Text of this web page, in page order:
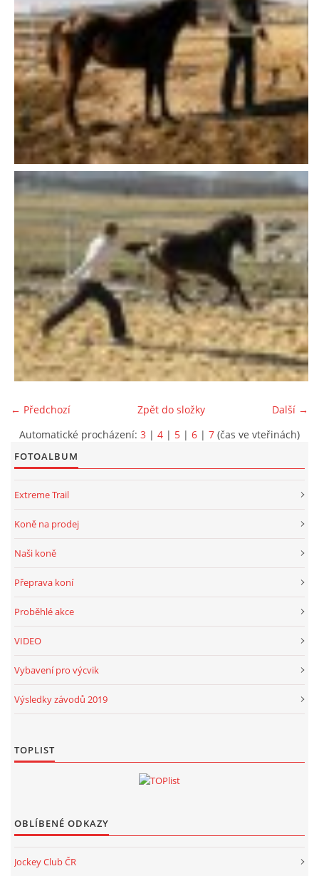
← Předchozí Další →
Zpět do složky
Automatické procházení: 3 | 4 | 5 | 6 | 7 (čas ve vteřinách)
FOTOALBUM
Extreme Trail
Koně na prodej
Naši koně
Přeprava koní
Proběhlé akce
VIDEO
Vybavení pro výcvik
Výsledky závodů 2019
TOPLIST
OBLÍBENÉ ODKAZY
Jockey Club ČR